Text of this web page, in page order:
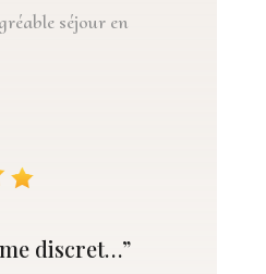
séjour en
discret…”